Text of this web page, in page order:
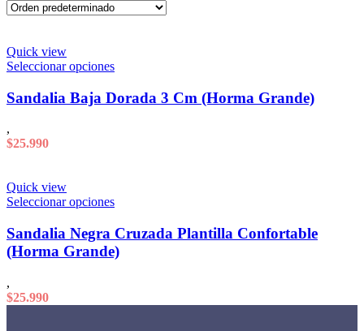
Quick view
Seleccionar opcionesEste
tiene
múltiples
elegir
en
la
página
de
Sandalia Baja Dorada 3 Cm (Horma Grande)
,
$25.990
Quick view
Seleccionar opcionesEste
tiene
múltiples
variantes.
se
Sandalia Negra Cruzada Plantilla Confortable
(Horma Grande)
,
$25.990